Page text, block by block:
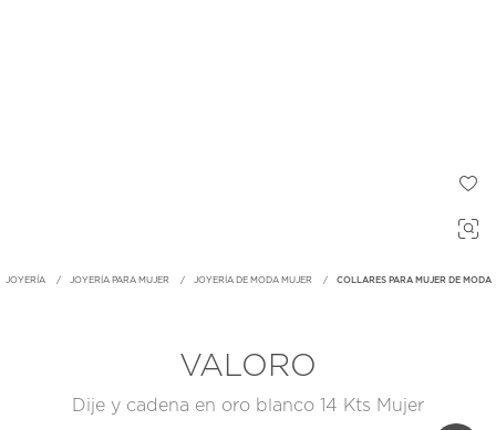
JOYERÍA JOYERÍA PARA MUJER JOYERÍA DE MODA MUJER COLLARES PARA MUJER DE MODA
VALORO
Dije y cadena en oro blanco 14 Kts Mujer